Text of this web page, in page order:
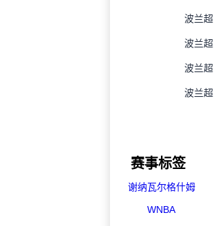
波兰超
波兰超
波兰超
波兰超
赛事标签
谢纳瓦尔格什姆
WNBA